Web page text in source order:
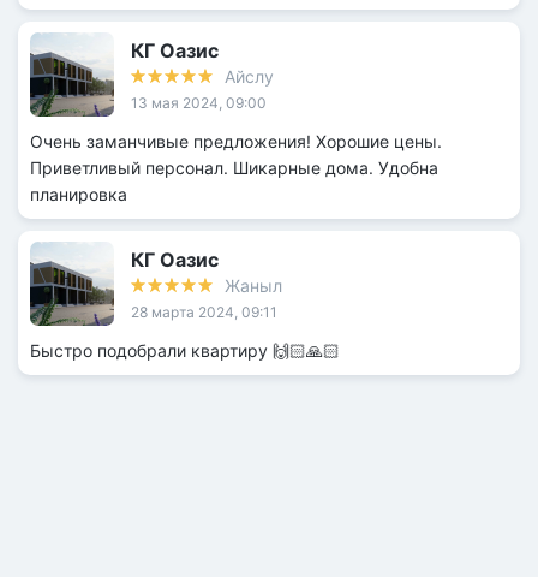
КГ Оазис
Айслу
13 мая 2024, 09:00
Очень заманчивые предложения! Хорошие цены.
Приветливый персонал. Шикарные дома. Удобна
планировка
КГ Оазис
Жаныл
28 марта 2024, 09:11
Быстро подобрали квартиру 🙌🏻🙏🏻